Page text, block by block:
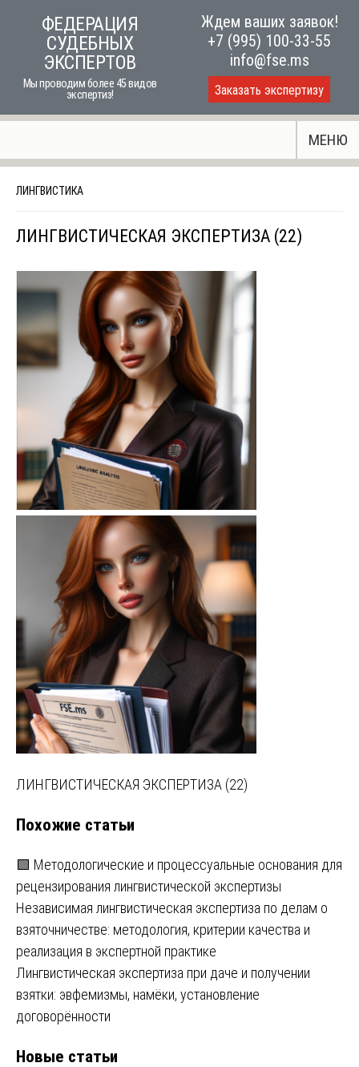
ФЕДЕРАЦИЯ
СУДЕБНЫХ
ЭКСПЕРТОВ
Мы проводим более 45 видов
экспертиз!
Ждем ваших заявок!
+7 (995) 100-33-55
info@fse.ms
Заказать экспертизу
МЕНЮ
ЛИНГВИСТИКА
ЛИНГВИСТИЧЕСКАЯ ЭКСПЕРТИЗА (22)
Навигация
по
записям
ЛИНГВИСТИЧЕСКАЯ ЭКСПЕРТИЗА (22)
Похожие статьи
🟩 Методологические и процессуальные основания для
рецензирования лингвистической экспертизы
Независимая лингвистическая экспертиза по делам о
взяточничестве: методология, критерии качества и
реализация в экспертной практике
Лингвистическая экспертиза при даче и получении
взятки: эвфемизмы, намёки, установление
договорённости
Новые статьи